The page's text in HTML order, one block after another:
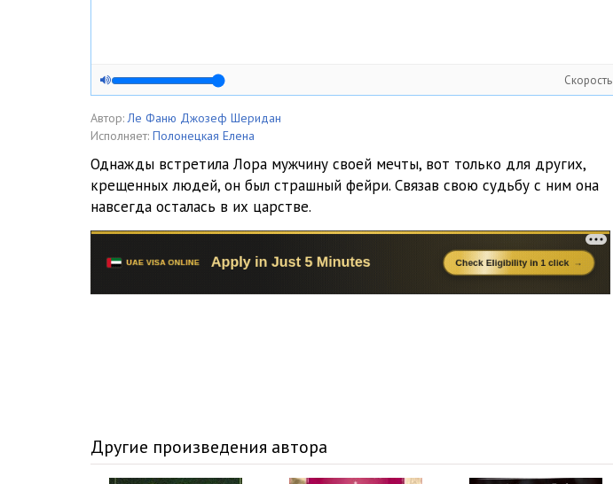
Скорость
Автор: Ле Фаню Джозеф Шеридан
Исполняет: Полонецкая Елена
Однажды встретила Лора мужчину своей мечты, вот только для других,
крещенных людей, он был страшный фейри. Связав свою судьбу с ним она
навсегда осталась в их царстве.
Другие произведения автора